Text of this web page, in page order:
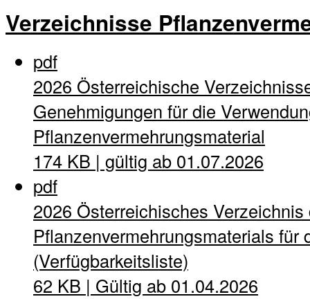
Verzeichnisse
pdf
2026 Österreichische
Genehmigungen für die
Pflanzenvermehrungsmaterial
174 KB | gültig ab 01.07.2026
pdf
2026 Österreichisches
Pflanzenvermehrungsmaterials
(Verfügbarkeitsliste)
62 KB | Gültig ab 01.04.2026